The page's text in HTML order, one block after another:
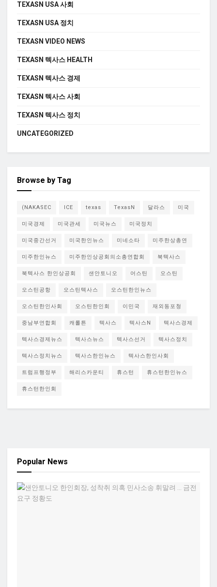
TEXASN USA 사회
TEXASN USA 정치
TEXASN VIDEO NEWS
TEXASN 텍사스 HEALTH
TEXASN 텍사스 경제
TEXASN 텍사스 사회
TEXASN 텍사스 정치
UNCATEGORIZED
Browse by Tag
(NAKASEC ICE texas TexasN 달라스 미국
미국경제 미국관세 미국뉴스 미국정치
미국중간선거 미국한인뉴스 미네소타 미주한상총연
미주한인뉴스 미주한인상공회의소총연합회 북텍사스
북텍사스 한인상공회 샌안토니오 어스틴 오스틴
오스틴공항 오스틴텍사스 오스틴한인뉴스
오스틴한인사회 오스틴한인회 이민국 재외동포청
중남부연합회 캐롤튼 텍사스 텍사스N 텍사스경제
텍사스경제뉴스 텍사스뉴스 텍사스선거 텍사스정치
텍사스정치뉴스 텍사스한인뉴스 텍사스한인사회
트럼프행정부 해리스카운티 휴스턴 휴스턴한인뉴스
휴스턴한인회
Popular News